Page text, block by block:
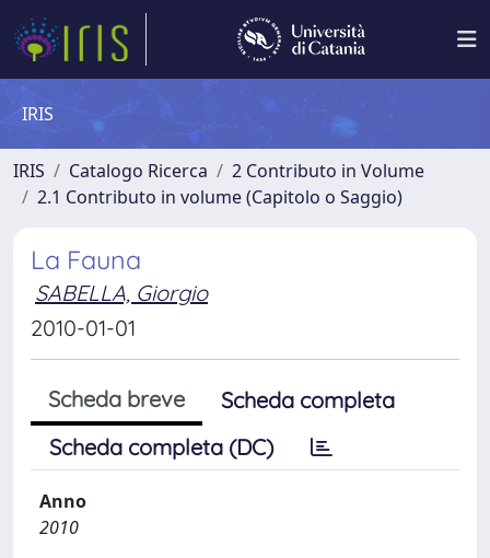
IRIS
IRIS Catalogo Ricerca
2 Contributo in Volume
2.1 Contributo in volume (Capitolo o Saggio)
La Fauna
SABELLA, Giorgio
2010-01-01
Scheda breve
Scheda completa
Scheda completa (DC)
Anno
2010